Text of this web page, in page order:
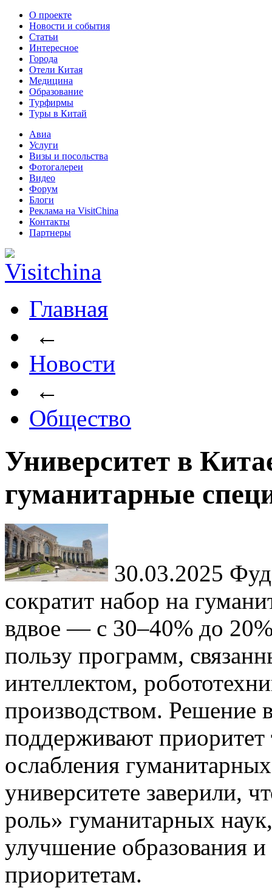
О проекте
Новости и события
Статьи
Интересное
Города
Отели Китая
Медицина
Образование
Турфирмы
Туры в Китай
Авиа
Услуги
Визы и посольства
Фотогалереи
Видео
Форум
Блоги
Реклама на VisitChina
Контакты
Партнеры
Главная
←
Новости
←
Общество
Университет в
гуманитарные
30.03.2025
сократит набор на
вдвое — с 30–40% до
пользу программ,
интеллектом,
производством. Решение
поддерживают приоритет
ослабления
университете заверили,
роль» гуманитарных
улучшение образования
приоритетам.